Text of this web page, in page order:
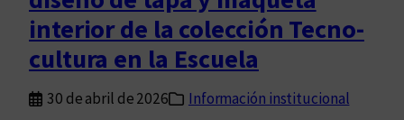
d
e
F
g
interior de la colección Tecno-
cultura en la Escuela
30 de abril de 2026
Información institucional